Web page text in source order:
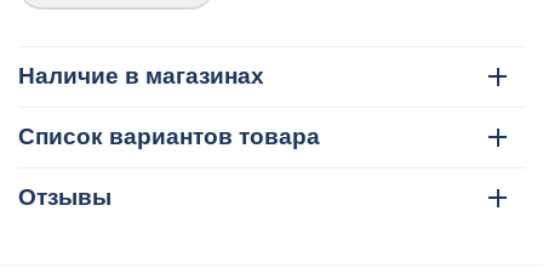
Наличие в магазинах
Список вариантов товара
Отзывы